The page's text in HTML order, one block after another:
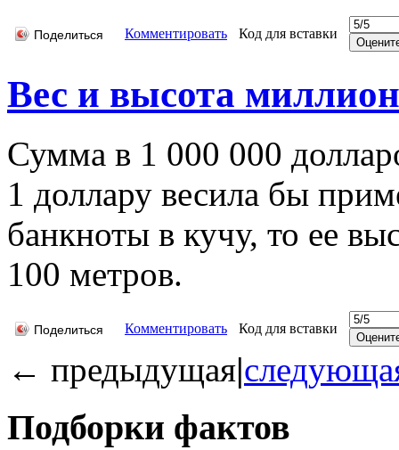
Поделиться Комментировать Код для вставки
Вес и высота
Сумма в 1 000 000
1 доллару весила бы
банкноты в кучу, то ее
100 метров.
Поделиться Комментировать Код для вставки
← предыдущая|
Подборки фактов